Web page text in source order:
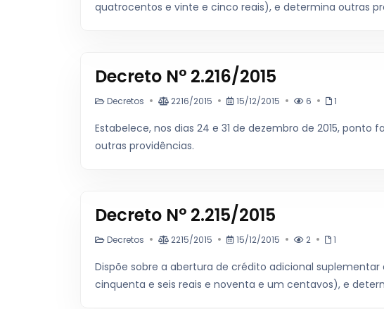
quatrocentos e vinte e cinco reais), e determina outras
Decreto N° 2.216/2015
Decretos 2216/2015 15/12/2015 6 1
Estabelece, nos dias 24 e 31 de dezembro de 2015,
outras providências.
Decreto N° 2.215/2015
Decretos 2215/2015 15/12/2015 2 1
Dispõe sobre a abertura de crédito adicional suplementar
cinquenta e seis reais e noventa e um centavos), e